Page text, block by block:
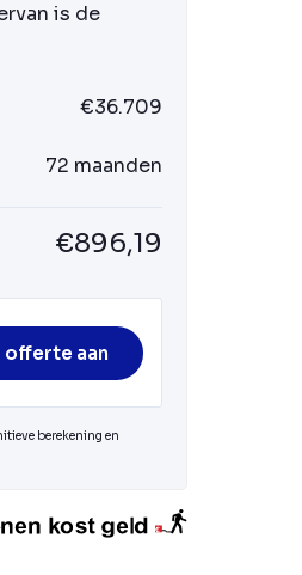
is de
€36.709
72 maanden
€896,19
offerte aan
berekening en